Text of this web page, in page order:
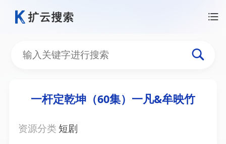
一杆定乾坤（60集）一凡&牟映竹
资源分类 短剧